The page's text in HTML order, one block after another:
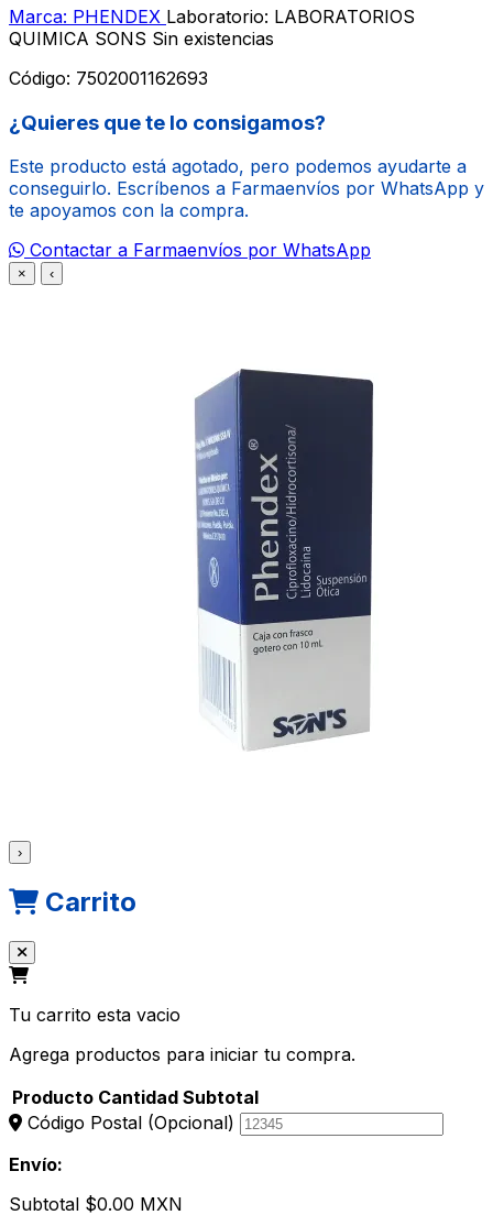
Marca: PHENDEX Laboratorio: LABORATORIOS
QUIMICA SONS Sin existencias
Código: 7502001162693
¿Quieres que te lo consigamos?
Este producto está agotado, pero podemos ayudarte a
conseguirlo. Escríbenos a Farmaenvíos por WhatsApp y
te apoyamos con la compra.
Contactar a Farmaenvíos por WhatsApp
× ‹
›
Carrito
Tu carrito esta vacio
Agrega productos para iniciar tu compra.
Producto Cantidad Subtotal
Código Postal (Opcional)
Envío:
Subtotal $0.00 MXN